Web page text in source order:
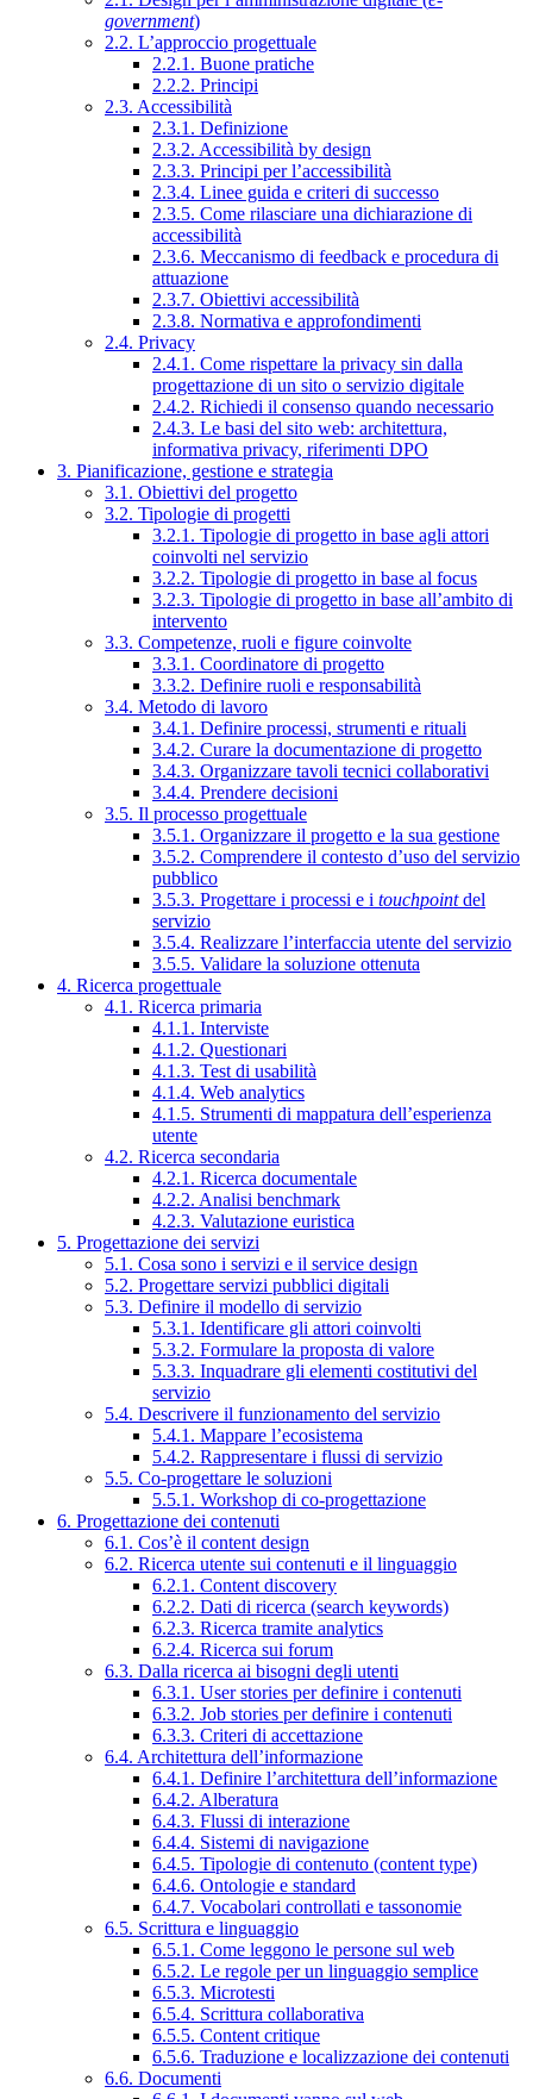
government)
2.2. L’approccio progettuale
2.2.1. Buone pratiche
2.2.2. Principi
2.3. Accessibilità
2.3.1. Definizione
2.3.2. Accessibilità by design
2.3.3. Principi per l’accessibilità
2.3.4. Linee guida e criteri di successo
2.3.5. Come rilasciare una dichiarazione di
accessibilità
2.3.6. Meccanismo di feedback e procedura di
attuazione
2.3.7. Obiettivi accessibilità
2.3.8. Normativa e approfondimenti
2.4. Privacy
2.4.1. Come rispettare la privacy sin dalla
progettazione di un sito o servizio digitale
2.4.2. Richiedi il consenso quando necessario
2.4.3. Le basi del sito web: architettura,
informativa privacy, riferimenti DPO
3. Pianificazione, gestione e strategia
3.1. Obiettivi del progetto
3.2. Tipologie di progetti
3.2.1. Tipologie di progetto in base agli attori
coinvolti nel servizio
3.2.2. Tipologie di progetto in base al focus
3.2.3. Tipologie di progetto in base all’ambito di
intervento
3.3. Competenze, ruoli e figure coinvolte
3.3.1. Coordinatore di progetto
3.3.2. Definire ruoli e responsabilità
3.4. Metodo di lavoro
3.4.1. Definire processi, strumenti e rituali
3.4.2. Curare la documentazione di progetto
3.4.3. Organizzare tavoli tecnici collaborativi
3.4.4. Prendere decisioni
3.5. Il processo progettuale
3.5.1. Organizzare il progetto e la sua gestione
3.5.2. Comprendere il contesto d’uso del servizio
pubblico
3.5.3. Progettare i processi e i touchpointdel
servizio
3.5.4. Realizzare l’interfaccia utente del servizio
3.5.5. Validare la soluzione ottenuta
4. Ricerca progettuale
4.1. Ricerca primaria
4.1.1. Interviste
4.1.2. Questionari
4.1.3. Test di usabilità
4.1.4. Web analytics
4.1.5. Strumenti di mappatura dell’esperienza
utente
4.2. Ricerca secondaria
4.2.1. Ricerca documentale
4.2.2. Analisi benchmark
4.2.3. Valutazione euristica
5. Progettazione dei servizi
5.1. Cosa sono i servizi e il service design
5.2. Progettare servizi pubblici digitali
5.3. Definire il modello di servizio
5.3.1. Identificare gli attori coinvolti
5.3.2. Formulare la proposta di valore
5.3.3. Inquadrare gli elementi costitutivi del
servizio
5.4. Descrivere il funzionamento del servizio
5.4.1. Mappare l’ecosistema
5.4.2. Rappresentare i flussi di servizio
5.5. Co-progettare le soluzioni
5.5.1. Workshop di co-progettazione
6. Progettazione dei contenuti
6.1. Cos’è il content design
6.2. Ricerca utente sui contenuti e il linguaggio
6.2.1. Content discovery
6.2.2. Dati di ricerca (search keywords)
6.2.3. Ricerca tramite analytics
6.2.4. Ricerca sui forum
6.3. Dalla ricerca ai bisogni degli utenti
6.3.1. User stories per definire i contenuti
6.3.2. Job stories per definire i contenuti
6.3.3. Criteri di accettazione
6.4. Architettura dell’informazione
6.4.1. Definire l’architettura dell’informazione
6.4.2. Alberatura
6.4.3. Flussi di interazione
6.4.4. Sistemi di navigazione
6.4.5. Tipologie di contenuto (content type)
6.4.6. Ontologie e standard
6.4.7. Vocabolari controllati e tassonomie
6.5. Scrittura e linguaggio
6.5.1. Come leggono le persone sul web
6.5.2. Le regole per un linguaggio semplice
6.5.3. Microtesti
6.5.4. Scrittura collaborativa
6.5.5. Content critique
6.5.6. Traduzione e localizzazione dei contenuti
6.6. Documenti